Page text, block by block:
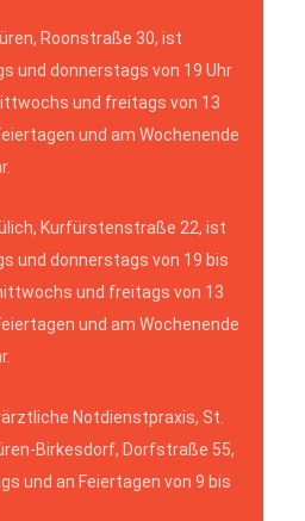
Roonstraße 30, ist
und donnerstags von 19 Uhr
und freitags von 13
und am Wochenende
Kurfürstenstraße 22, ist
und donnerstags von 19 bis
und freitags von 13
und am Wochenende
Notdienstpraxis, St.
Birkesdorf, Dorfstraße 55,
und an Feiertagen von 9 bis